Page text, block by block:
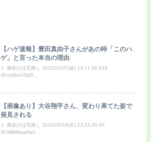
【ハゲ速報】豊田真由子さんがあの時「このハ
ゲ」と言った本当の理由
1: 風吹けば毛無し 2022/01/07(金) 13:11:26.818
ID:o0GnUTb/0...
【画像あり】大谷翔平さん、変わり果てた姿で
発見される
1: 風吹けば毛無し 2023/05/18(木) 23:21:34.60
ID:MB98aaWy0 ...